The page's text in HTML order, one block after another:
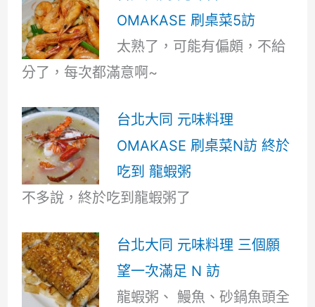
OMAKASE 刷桌菜5訪
太熟了，可能有偏頗，不給
分了，每次都滿意啊~
台北大同 元味料理
OMAKASE 刷桌菜N訪 終於
吃到 龍蝦粥
不多說，終於吃到龍蝦粥了
台北大同 元味料理 三個願
望一次滿足 N 訪
龍蝦粥、 鰻魚、砂鍋魚頭全